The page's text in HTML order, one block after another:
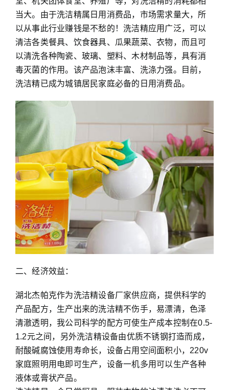
当大。由于洗洁精属日用消费品，市场需求量大，所
以从事此行业赚钱是不愁的！洗洁精应用广泛，可以
清洁各类餐具、饮食器具、瓜果蔬菜、衣物，而且可
以清洗各种陶瓷、玻璃、塑料、木材制品等，具有消
毒灭菌的作用。该产品泡沫丰富、洗涤力强。目前，
洗洁精已成为城镇居民家庭必备的日用消费品。
二、经济效益：
湖北杰帕克作为洗洁精设备厂家供应商，提供科学的
产品配方，生产出来的洗洁精不伤手，易漂清，色泽
清澈透明，我公司科学的配方可使生产成本控制在0.5-
1.2元之间，另外洗洁精设备由优质不锈钢打造而成，
耐酸碱腐蚀使用寿命长，设备占用空间面积小，220v
家庭照明用电即可生产，设备一机多用可以生产各种
液体或膏状产品。